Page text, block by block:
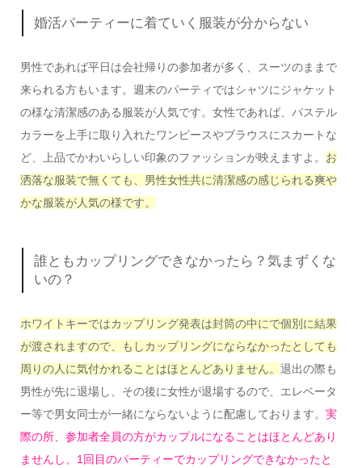
婚活パーティーに着ていく服装が分からない
男性であれば平日は会社帰りの参加者が多く、スーツのままで
来られる方もいます。週末のパーティではシャツにジャケット
の様な清潔感のある服装が人気です。女性であれば、パステル
カラーを上手に取り入れたワンピースやブラウスにスカートな
ど、上品でかわいらしい印象のファッションが映えますよ。 お
洒落な服装で無くても、 男性女性共に清潔感の感じられる爽や
かな服装が人気の様です。
誰ともカップリングできなかったら？気まずくな
いの？
ホワイトキーではカップリング発表は封筒の中にで個別に結果
が渡されますので、もしカップリングにならなかったとしても
周りの人に気付かれることはほとんどありません。 退出の際も
男性が先に退場し、その後に女性が退場するので、エレベータ
ー等で男女同士が一緒にならないように配慮しております。 実
際の所、参加者全員の方がカップルになることはほとんどあり
ませんし、1回目のパーティーでカップリングできなかったと